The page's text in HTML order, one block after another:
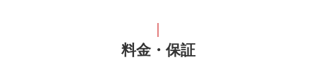
料金・保証